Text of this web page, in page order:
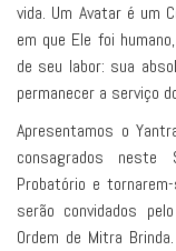
vida. Um Avatar é um
em que Ele foi
de seu labor: sua
permanecer a serviço
Apresentamos o
consagrados neste
Probatório e
serão convidados
Ordem de Mitra